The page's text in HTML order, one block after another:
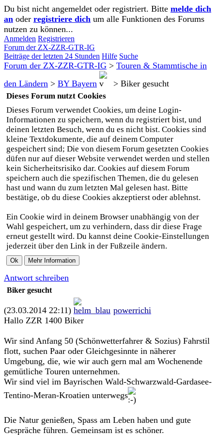
Du bist nicht angemeldet oder registriert. Bitte melde dich
an oder registriere dich um alle Funktionen des Forums
nutzen zu können...
Anmelden Registrieren
Forum der ZX-ZZR-GTR-IG
Beiträge der letzten 24 Stunden Hilfe Suche
Forum der ZX-ZZR-GTR-IG > Touren & Stammtische in
den Ländern > BY Bayern > Biker gesucht
Dieses Forum nutzt Cookies
Dieses Forum verwendet Cookies, um deine Login-
Informationen zu speichern, wenn du registriert bist, und
deinen letzten Besuch, wenn du es nicht bist. Cookies sind
kleine Textdokumente, die auf deinem Computer
gespeichert sind; Die von diesem Forum gesetzten Cookies
düfen nur auf dieser Website verwendet werden und stellen
kein Sicherheitsrisiko dar. Cookies auf diesem Forum
speichern auch die spezifischen Themen, die du gelesen
hast und wann du zum letzten Mal gelesen hast. Bitte
bestätige, ob du diese Cookies akzeptierst oder ablehnst.
Ein Cookie wird in deinem Browser unabhängig von der
Wahl gespeichert, um zu verhindern, dass dir diese Frage
erneut gestellt wird. Du kannst deine Cookie-Einstellungen
jederzeit über den Link in der Fußzeile ändern.
Antwort schreiben
Biker gesucht
(23.03.2014 22:11)
powerrichi
Hallo ZZR 1400 Biker
Wir sind Anfang 50 (Schönwetterfahrer & Sozius) Fahrstil
flott, suchen Paar oder Gleichgesinnte in näherer
Umgebung, die, wie wir auch gern mal am Wochenende
gemütliche Touren unternehmen.
Wir sind viel im Bayrischen Wald-Schwarzwald-Gardasee-
Tentino-Meran-Kroatien unterwegs
Die Natur genießen, Spass am Leben haben und gute
Gespräche führen. Gemeinsam ist es schöner.